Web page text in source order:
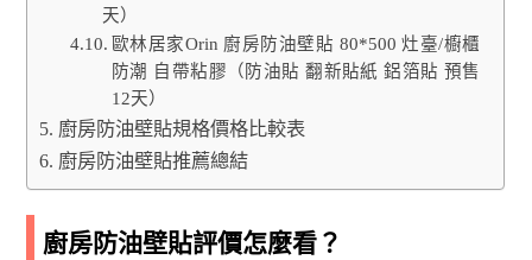
天）
歐林居家Orin 廚房防油壁貼 80*500 灶臺/櫥櫃
防潮 自帶粘膠（防油貼 翻新貼紙 鋁箔貼 預售
12天）
廚房防油壁貼規格價格比較表
廚房防油壁貼推薦總結
廚房防油壁貼評價怎麼看？